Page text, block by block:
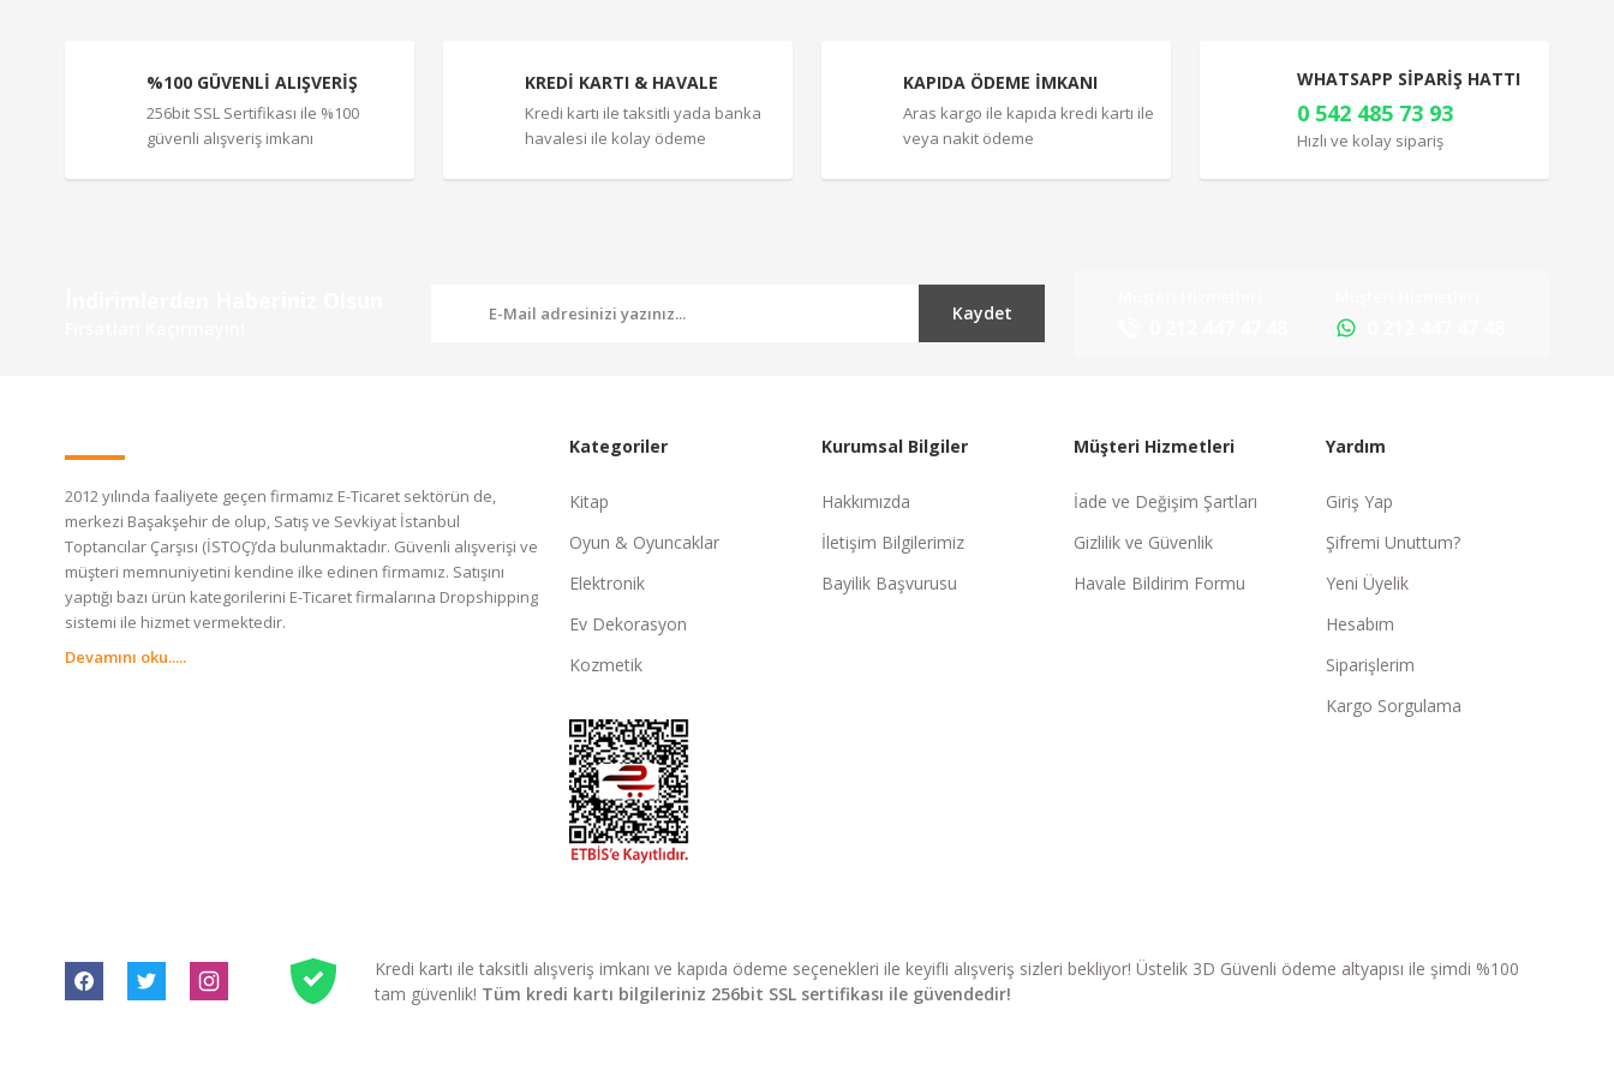
Gönder
%100 GÜVENLİ ALIŞVERİŞ
256bit SSL Sertifikası ile %100
güvenli alışveriş imkanı
KREDİ KARTI & HAVALE
Kredi kartı ile taksitli yada banka
havalesi ile kolay ödeme
KAPIDA ÖDEME İMKANI
Aras kargo ile kapıda kredi kartı ile
veya nakit ödeme
WHATSAPP SİPARİŞ HATTI
0 542 485 73 93
Hızlı ve kolay sipariş
Kaydet
2012 yılında faaliyete geçen firmamız E-Ticaret sektörün de,
merkezi Başakşehir de olup, Satış ve Sevkiyat İstanbul
Toptancılar Çarşısı (İSTOÇ)’da bulunmaktadır. Güvenli alışverişi ve
müşteri memnuniyetini kendine ilke edinen firmamız. Satışını
yaptığı bazı ürün kategorilerini E-Ticaret firmalarına Dropshipping
sistemi ile hizmet vermektedir.
Devamını oku.....
Kategoriler
Kitap
Oyun & Oyuncaklar
Elektronik
Ev Dekorasyon
Kozmetik
Kurumsal Bilgiler
Hakkımızda
İletişim Bilgilerimiz
Bayilik Başvurusu
Müşteri Hizmetleri
İade ve Değişim Şartları
Gizlilik ve Güvenlik
Havale Bildirim Formu
Yardım
Giriş Yap
Şifremi Unuttum?
Yeni Üyelik
Hesabım
Siparişlerim
Kargo Sorgulama
Kredi kartı ile taksitli alışveriş imkanı ve kapıda ödeme seçenekleri ile keyifli alışveriş sizleri bekliyor! Üstelik 3D Güvenli ödeme altyapısı ile şimdi %100
tam güvenlik! Tüm kredi kartı bilgileriniz 256bit SSL sertifikası ile güvendedir!